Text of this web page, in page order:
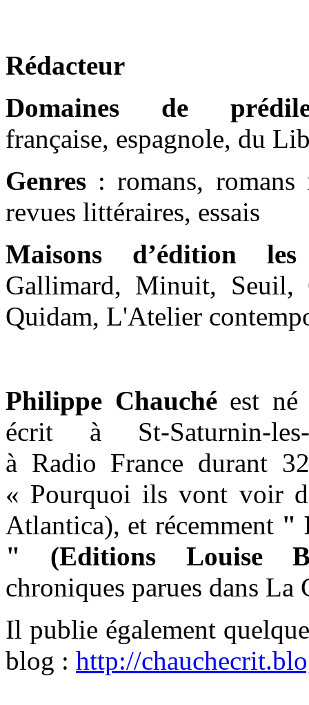
Rédacteur
Domaines de
française, espagnole, du
Genres : romans, romans
revues littéraires, essais
Maisons d’édition
Gallimard, Minuit, Seuil,
Quidam, L'Atelier
Philippe Chauchéest né
écrit à St-Saturnin-
à Radio France durant
« Pourquoi ils vont voir
Atlantica), et récemment "
" (Editions Louise
chroniques parues dans La
Il publie également
blog : http://